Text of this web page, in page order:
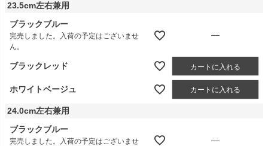
23.5cm左右兼用
ブラックブルー
完売しました。入荷の予定はございませ
ん。
—
ブラックレッド カートに入れる
ホワイトベージュ カートに入れる
24.0cm左右兼用
ブラックブルー
完売しました。入荷の予定はございませ
—